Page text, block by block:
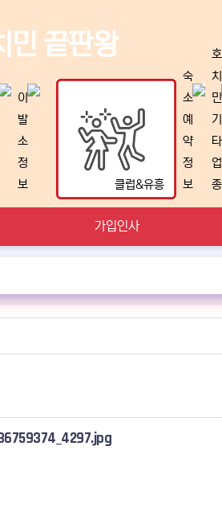
이
발
소
정
보
클럽&유흥
숙
소
예
약
정
보
호
치
민
기
타
업
종
가입인사